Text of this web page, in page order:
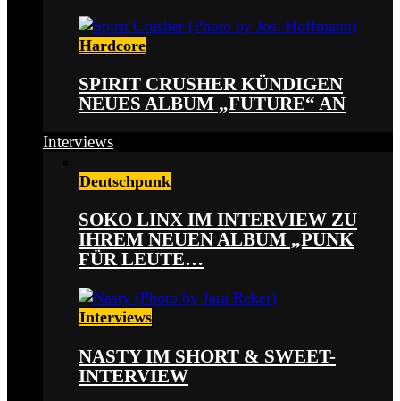
Hardcore
SPIRIT CRUSHER KÜNDIGEN
NEUES ALBUM „FUTURE“ AN
Interviews
Deutschpunk
SOKO LINX IM INTERVIEW ZU
IHREM NEUEN ALBUM „PUNK
FÜR LEUTE…
Interviews
NASTY IM SHORT & SWEET-
INTERVIEW